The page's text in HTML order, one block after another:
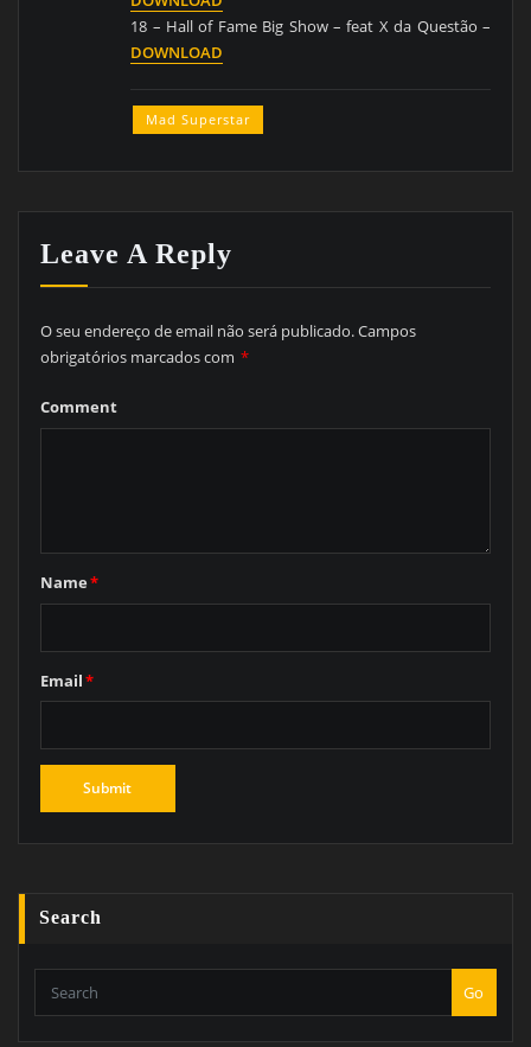
18 – Hall of Fame Big Show – feat X da Questão –
DOWNLOAD
Mad Superstar
Leave A Reply
O seu endereço de email não será publicado.Campos
obrigatórios marcados com *
Comment
Name*
Email*
Search
Go